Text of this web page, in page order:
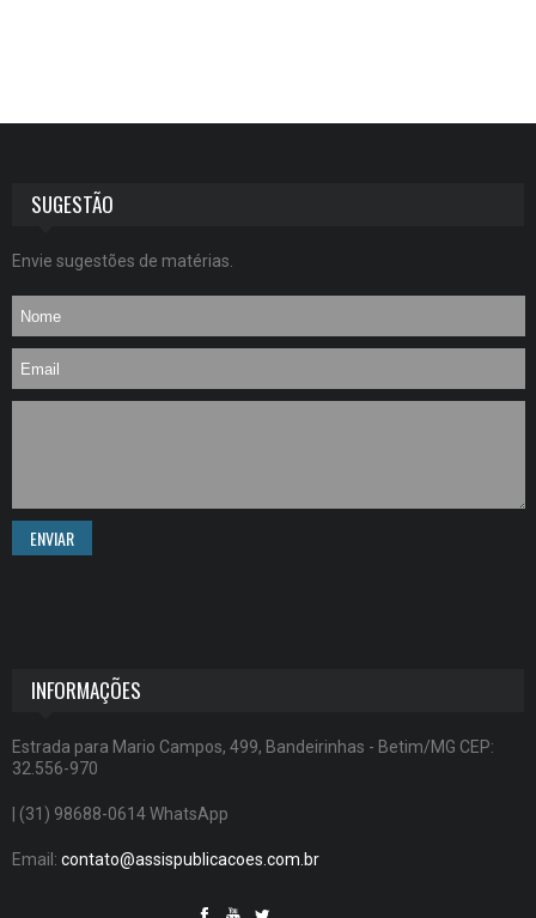
SUGESTÃO
Envie sugestões de matérias.
ENVIAR
INFORMAÇÕES
Estrada para Mario Campos, 499, Bandeirinhas - Betim/MG CEP:
32.556-970
| (31) 98688-0614 WhatsApp
Email: contato@assispublicacoes.com.br